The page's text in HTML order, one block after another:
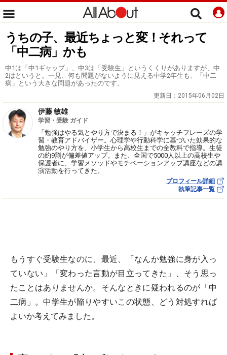
うちの子、最近ちょっと変！それって
「中二病」かも
中1は「中1ギャップ」、中3は「受験生」というくくりがありますが、中
2はというと。一見、何も問題がないように見える中学2年生も、「中二
病」という大きな問題があったのです。
更新日： 2015年06月02日
伊藤 敏雄
学習・受験 ガイド
「勉強はやる気とやり方で決まる！」がキャッチフレーズの学
習・教育アドバイザー。心理学や行動科学に基づいた効果的な
勉強のやり方を、小学生から高校生までの全教科で指導。生徒
の約9割が偏差値アップ。また、全国で5000人以上の高校生や
保護者に、学習メソッドやモチベーションアップ講座などの講
演活動を行ってきた。
プロフィール詳細
執筆記事一覧
もうすぐ受験生なのに、最近、「なんか勉強に身が入っ
ていない」「変わった言動が目立ってきた」、そう思っ
たことはありませんか。そんなときに疑われるのが「中
二病」。中学生が陥りやすいこの状態、どう対処すれば
よいか考えてみました。